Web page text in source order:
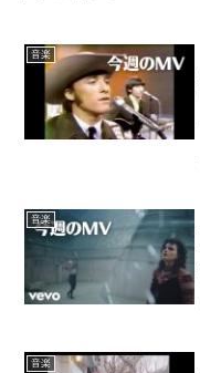
音楽
音楽
音楽